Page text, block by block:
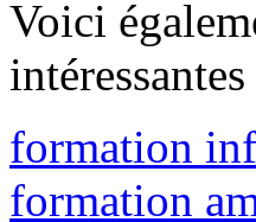
Voici
formation
formation